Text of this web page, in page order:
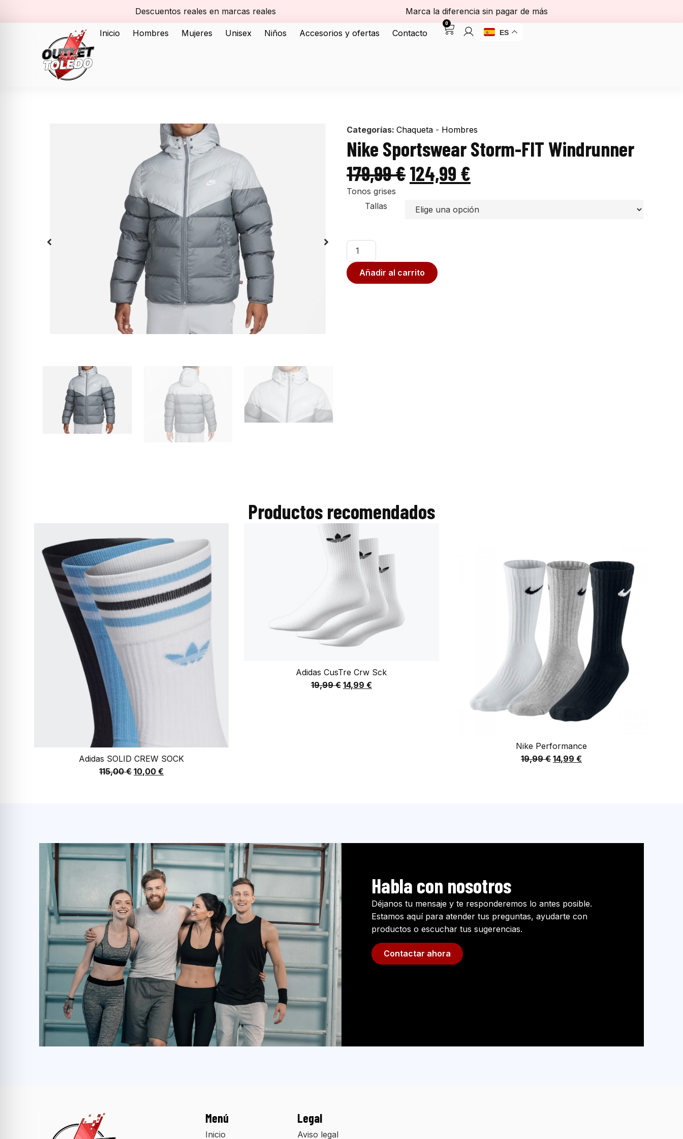
Descuentos reales en marcas reales Marca la diferencia sin pagar de más
Inicio Hombres Mujeres Unisex Niños Accesorios y ofertas Contacto
0
ES
Categorías: Chaqueta - Hombres
Nike Sportswear Storm-FIT Windrunner
179,99€124,99 €
Tonos grises
Tallas
Añadir al carrito
Productos recomendados
Adidas SOLID CREW SOCK
115,00€ 10,00€
Adidas CusTre Crw Sck
19,99€ 14,99 €
Nike Performance
19,99€ 14,99€
Habla con nosotros
Déjanos tu mensaje y te responderemos lo antes posible.
Estamos aquí para atender tus preguntas, ayudarte con
productos o escuchar tus sugerencias.
Contactar ahora
Menú
Inicio
Legal
Aviso legal